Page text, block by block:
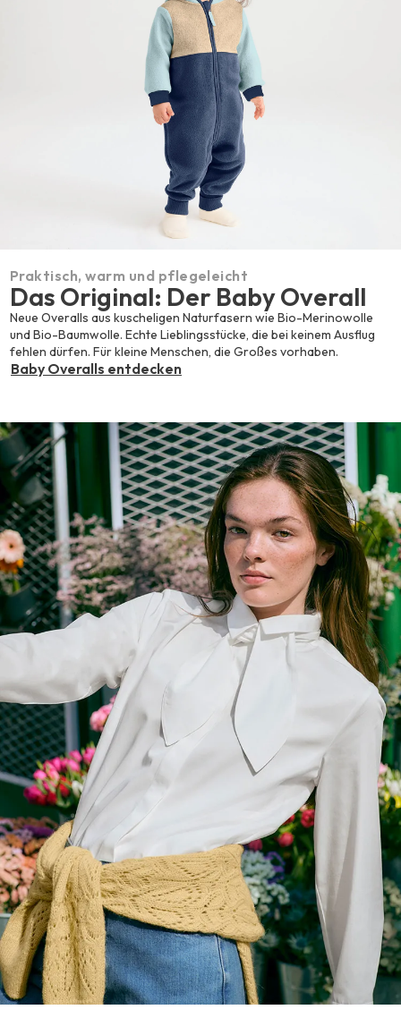
Praktisch, warm und pflegeleicht
Das Original: Der Baby Overall
Neue Overalls aus kuscheligen Naturfasern wie Bio-Merinowolle
und Bio-Baumwolle. Echte Lieblingsstücke, die bei keinem Ausflug
fehlen dürfen. Für kleine Menschen, die Großes vorhaben.
Baby Overalls entdecken